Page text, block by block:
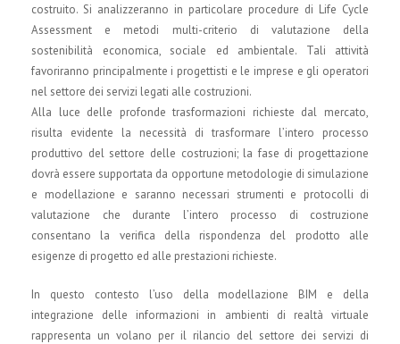
costruito. Si analizzeranno in particolare procedure di Life Cycle
Assessment e metodi multi-criterio di valutazione della
sostenibilità economica, sociale ed ambientale. Tali attività
favoriranno principalmente i progettisti e le imprese e gli operatori
nel settore dei servizi legati alle costruzioni.
Alla luce delle profonde trasformazioni richieste dal mercato,
risulta evidente la necessità di trasformare l’intero processo
produttivo del settore delle costruzioni; la fase di progettazione
dovrà essere supportata da opportune metodologie di simulazione
e modellazione e saranno necessari strumenti e protocolli di
valutazione che durante l’intero processo di costruzione
consentano la verifica della rispondenza del prodotto alle
esigenze di progetto ed alle prestazioni richieste.
In questo contesto l’uso della modellazione BIM e della
integrazione delle informazioni in ambienti di realtà virtuale
rappresenta un volano per il rilancio del settore dei servizi di